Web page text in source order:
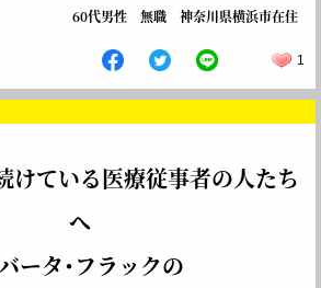
60代男性 無職 神奈川県横浜市在住
1
けている医療従事者の人たち
へ
ータ･フラックの